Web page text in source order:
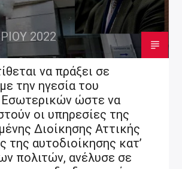
2022
να πράξει σε
την ηγεσία του
Εσωτερικών ώστε να
οι υπηρεσίες της
Διοίκησης Αττικής
της αυτοδιοίκησης κατ’
πολιτών, ανέλυσε σε